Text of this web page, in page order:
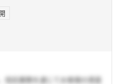
性を獲得すること』である。貴
得ているのは、社員一人ひと
ることで、より多くの人々や
通じて信託や資産運用、不動
頼に足るプロフェッショナルと
信託業務を通じてお客様の資産